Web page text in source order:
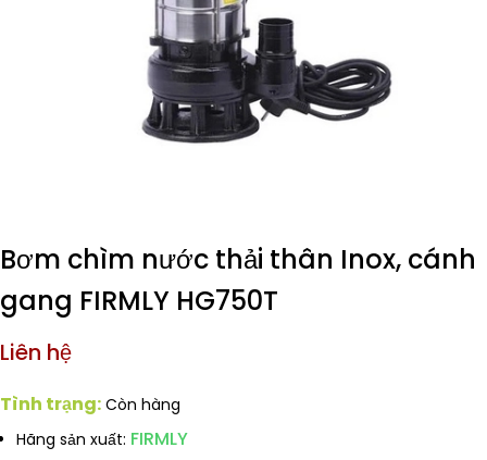
Bơm chìm nước thải thân Inox, cánh
gang FIRMLY HG750T
Liên hệ
Tình trạng: Còn hàng
Hãng sản xuất: FIRMLY